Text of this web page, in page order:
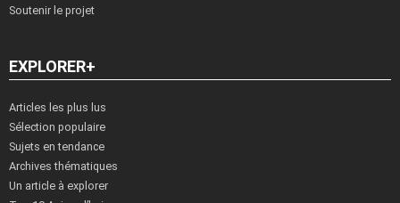
Soutenir le projet
EXPLORER+
Articles les plus lus
Sélection populaire
Sujets en tendance
Archives thématiques
Un article à explorer